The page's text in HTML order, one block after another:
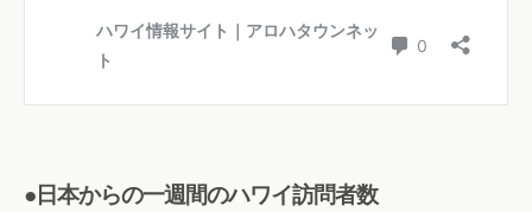
●日本からの一週間のハワイ訪問者数